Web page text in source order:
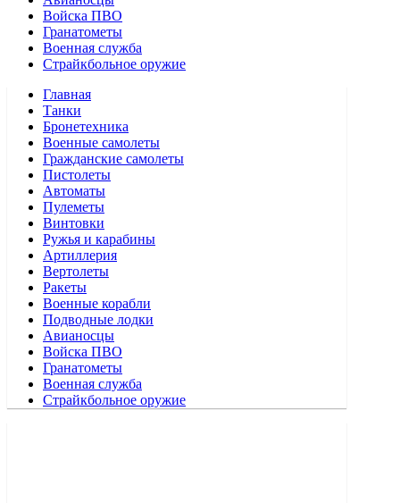
Войска ПВО
Гранатометы
Военная служба
Страйкбольное оружие
Главная
Танки
Бронетехника
Военные самолеты
Гражданские самолеты
Пистолеты
Автоматы
Пулеметы
Винтовки
Ружья и карабины
Артиллерия
Вертолеты
Ракеты
Военные корабли
Подводные лодки
Авианосцы
Войска ПВО
Гранатометы
Военная служба
Страйкбольное оружие